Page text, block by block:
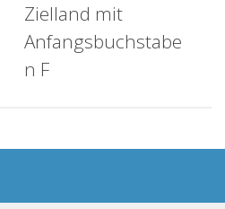
Zielland mit
Anfangsbuchstabe
n F